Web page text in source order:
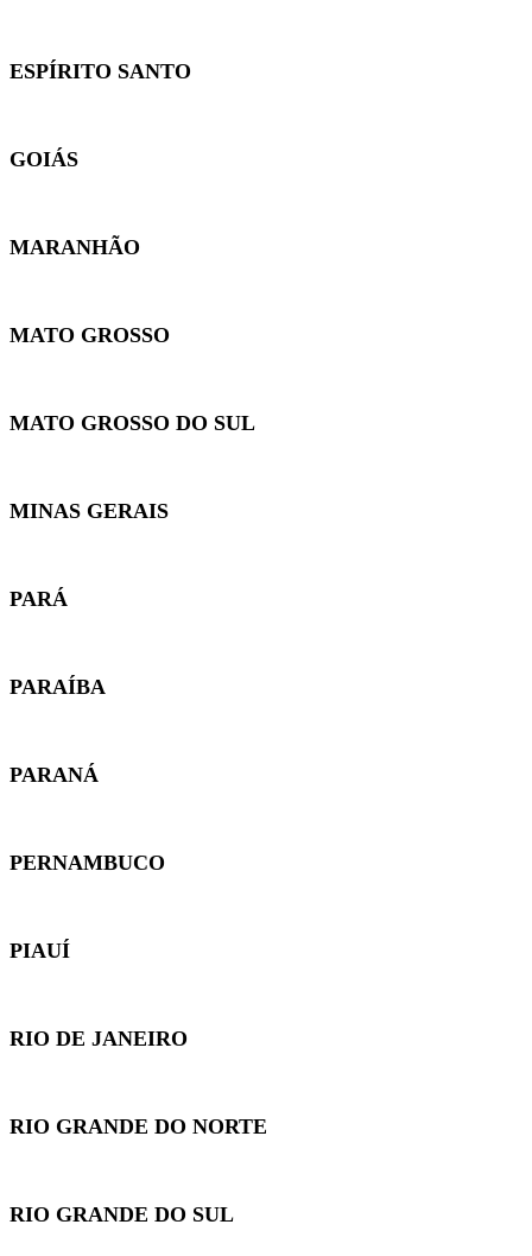
ESPÍRITO SANTO
GOIÁS
MARANHÃO
MATO GROSSO
MATO GROSSO DO SUL
MINAS GERAIS
PARÁ
PARAÍBA
PARANÁ
PERNAMBUCO
PIAUÍ
RIO DE JANEIRO
RIO GRANDE DO NORTE
RIO GRANDE DO SUL